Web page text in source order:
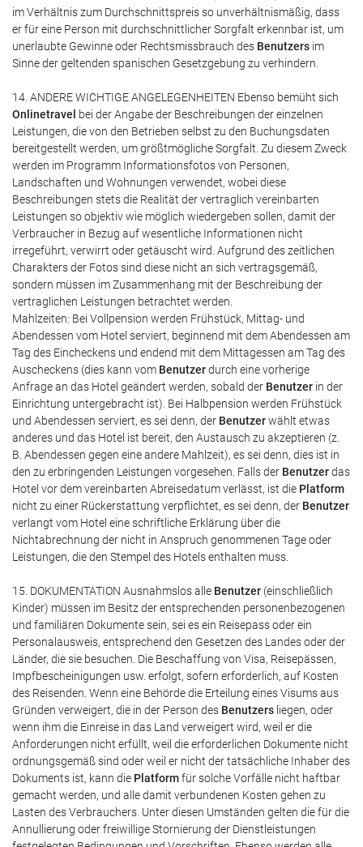
im Verhältnis zum Durchschnittspreis so unverhältnismäßig, dass
er für eine Person mit durchschnittlicher Sorgfalt erkennbar ist, um
unerlaubte Gewinne oder Rechtsmissbrauch des Benutzers im
Sinne der geltenden spanischen Gesetzgebung zu verhindern.
14. ANDERE WICHTIGE ANGELEGENHEITEN Ebenso bemüht sich
Onlinetravel bei der Angabe der Beschreibungen der einzelnen
Leistungen, die von den Betrieben selbst zu den Buchungsdaten
bereitgestellt werden, um größtmögliche Sorgfalt. Zu diesem Zweck
werden im Programm Informationsfotos von Personen,
Landschaften und Wohnungen verwendet, wobei diese
Beschreibungen stets die Realität der vertraglich vereinbarten
Leistungen so objektiv wie möglich wiedergeben sollen, damit der
Verbraucher in Bezug auf wesentliche Informationen nicht
irregeführt, verwirrt oder getäuscht wird. Aufgrund des zeitlichen
Charakters der Fotos sind diese nicht an sich vertragsgemäß,
sondern müssen im Zusammenhang mit der Beschreibung der
vertraglichen Leistungen betrachtet werden.
Mahlzeiten: Bei Vollpension werden Frühstück, Mittag- und
Abendessen vom Hotel serviert, beginnend mit dem Abendessen am
Tag des Eincheckens und endend mit dem Mittagessen am Tag des
Auscheckens (dies kann vom Benutzerdurch eine vorherige
Anfrage an das Hotel geändert werden, sobald der Benutzer in der
Einrichtung untergebracht ist). Bei Halbpension werden Frühstück
und Abendessen serviert, es sei denn, der Benutzerwählt etwas
anderes und das Hotel ist bereit, den Austausch zu akzeptieren (z.
B. Abendessen gegen eine andere Mahlzeit), es sei denn, dies ist in
den zu erbringenden Leistungen vorgesehen. Falls der Benutzerdas
Hotel vor dem vereinbarten Abreisedatum verlässt, ist die Platform
nicht zu einer Rückerstattung verpflichtet, es sei denn, der Benutzer
verlangt vom Hotel eine schriftliche Erklärung über die
Nichtabrechnung der nicht in Anspruch genommenen Tage oder
Leistungen, die den Stempel des Hotels enthalten muss.
15. DOKUMENTATION Ausnahmslos alle Benutzer (einschließlich
Kinder) müssen im Besitz der entsprechenden personenbezogenen
und familiären Dokumente sein, sei es ein Reisepass oder ein
Personalausweis, entsprechend den Gesetzen des Landes oder der
Länder, die sie besuchen. Die Beschaffung von Visa, Reisepässen,
Impfbescheinigungen usw. erfolgt, sofern erforderlich, auf Kosten
des Reisenden. Wenn eine Behörde die Erteilung eines Visums aus
Gründen verweigert, die in der Person des Benutzers liegen, oder
wenn ihm die Einreise in das Land verweigert wird, weil er die
Anforderungen nicht erfüllt, weil die erforderlichen Dokumente nicht
ordnungsgemäß sind oder weil er nicht der tatsächliche Inhaber des
Dokuments ist, kann die Platformfür solche Vorfälle nicht haftbar
gemacht werden, und alle damit verbundenen Kosten gehen zu
Lasten des Verbrauchers. Unter diesen Umständen gelten die für die
Annullierung oder freiwillige Stornierung der Dienstleistungen